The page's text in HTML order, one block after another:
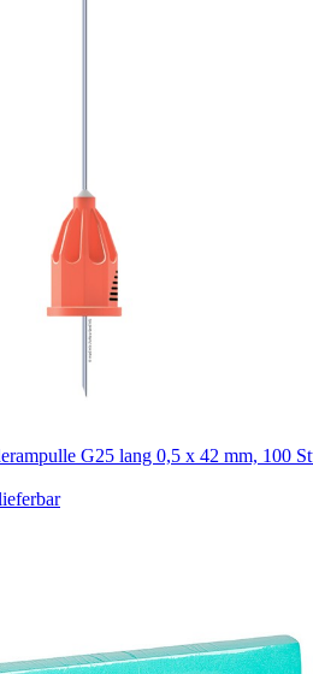
G25 lang 0,5 x 42 mm, 100